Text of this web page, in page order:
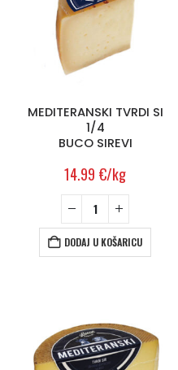
MEDITERANSKI TVRDI SI
1/4
BUCO SIREVI
14.99 €/kg
DODAJ U KOŠARICU